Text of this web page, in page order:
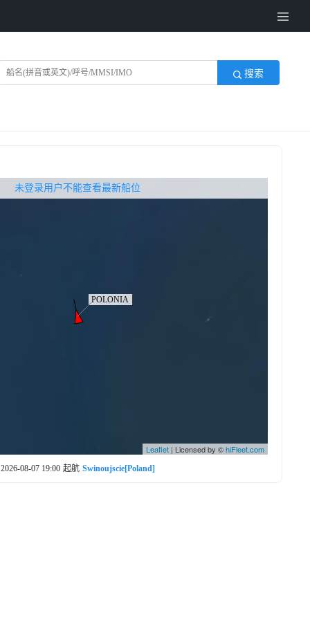
搜索
Leaflet | Licensed by ©hiFleet.com
未登录用户不能查看最新船位
无权查看最新船位，请联系开通
2026-08-07 19:00 起航 Swinoujscie[Poland]